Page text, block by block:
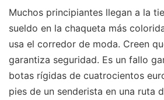
Muchos principiantes llegan a la
sueldo en la chaqueta más
usa el corredor de moda. Creen
garantiza seguridad. Es un fallo
botas rígidas de cuatrocientos
pies de un senderista en una ruta